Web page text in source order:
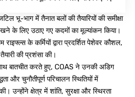
भू-भाग में तैनात बलों की तैयारियों की समीक्षा
के लिए उठाए गए कदमों का मूल्यांकन किया।
के कर्मियों द्वारा प्रदर्शित पेशेवर कौशल,
की प्रशंसा की।
बातचीत करते हुए, COAS ने उनकी अडिग
और चुनौतीपूर्ण परिचालन स्थितियों में
उन्होंने क्षेत्र में शांति, सुरक्षा और स्थिरता